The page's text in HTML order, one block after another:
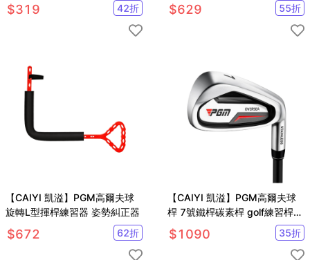
$319 42折 $629 55折
【CAIYI 凱溢】PGM高爾夫球
旋轉L型揮桿練習器 姿勢糾正器
$672 62折
【CAIYI 凱溢】PGM高爾夫球
桿 7號鐵桿碳素桿 golf練習桿
初學桿
$1090 35折